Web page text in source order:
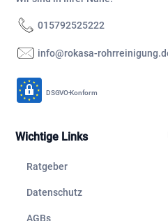
015792525222
info@rokasa-
DSGVO-Konform
Wichtige Links
Ratgeber
Datenschutz
AGBs